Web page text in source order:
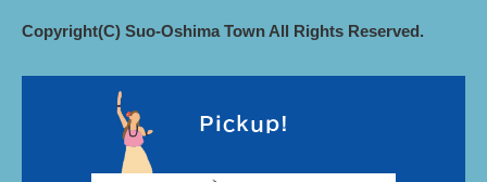
Copyright(C) Suo-Oshima Town All Rights Reserved.